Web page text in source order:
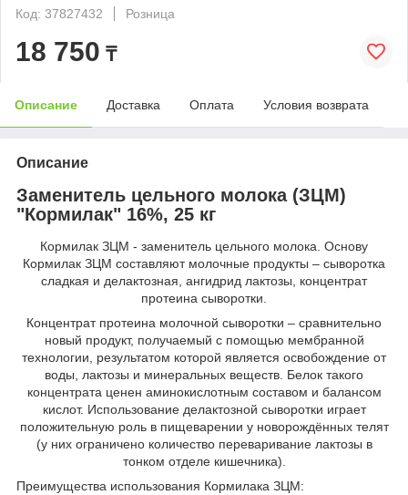
Код: 37827432
Розница
18 750 ₸
Описание Доставка Оплата Условия возврата
Описание
Заменитель цельного молока (ЗЦМ)
"Кормилак" 16%, 25 кг
Кормилак ЗЦМ - заменитель цельного молока. Основу
Кормилак ЗЦМ составляют молочные продукты – сыворотка
сладкая и делактозная, ангидрид лактозы, концентрат
протеина сыворотки.
Концентрат протеина молочной сыворотки – сравнительно
новый продукт, получаемый с помощью мембранной
технологии, результатом которой является освобождение от
воды, лактозы и минеральных веществ. Белок такого
концентрата ценен аминокислотным составом и балансом
кислот. Использование делактозной сыворотки играет
положительную роль в пищеварении у новорождённых телят
(у них ограничено количество переваривание лактозы в
тонком отделе кишечника).
Преимущества использования Кормилака ЗЦМ: